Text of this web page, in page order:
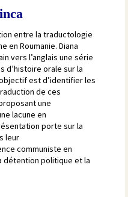
entre la traductologie
en Roumanie. Diana
vers l’anglais une série
d’histoire orale sur la
est d’identifier les
de ces
une
lacune en
porte sur la
leur
communiste en
détention politique et la